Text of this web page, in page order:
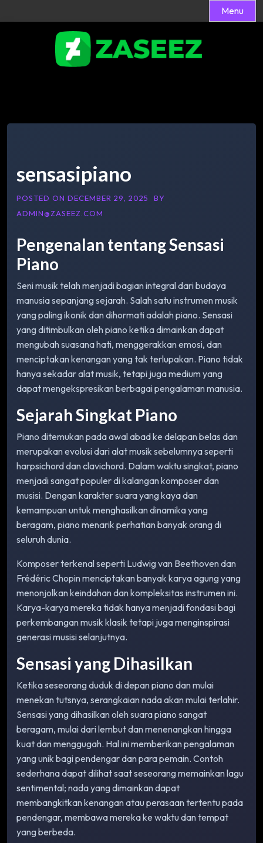
Menu
sensasipiano
POSTED ON DECEMBER 29, 2025
BY
ADMIN@ZASEEZ.COM
Pengenalan tentang Sensasi
Piano
Seni musik telah menjadi bagian integral dari budaya
manusia sepanjang sejarah. Salah satu instrumen musik
yang paling ikonik dan dihormati adalah piano. Sensasi
yang ditimbulkan oleh piano ketika dimainkan dapat
mengubah suasana hati, menggerakkan emosi, dan
menciptakan kenangan yang tak terlupakan. Piano tidak
hanya sekadar alat musik, tetapi juga medium yang
dapat mengekspresikan berbagai pengalaman manusia.
Sejarah Singkat Piano
Piano ditemukan pada awal abad ke delapan belas dan
merupakan evolusi dari alat musik sebelumnya seperti
harpsichord dan clavichord. Dalam waktu singkat, piano
menjadi sangat populer di kalangan komposer dan
musisi. Dengan karakter suara yang kaya dan
kemampuan untuk menghasilkan dinamika yang
beragam, piano menarik perhatian banyak orang di
seluruh dunia.
Komposer terkenal seperti Ludwig van Beethoven dan
Frédéric Chopin menciptakan banyak karya agung yang
menonjolkan keindahan dan kompleksitas instrumen ini.
Karya-karya mereka tidak hanya menjadi fondasi bagi
perkembangan musik klasik tetapi juga menginspirasi
generasi musisi selanjutnya.
Sensasi yang Dihasilkan
Ketika seseorang duduk di depan piano dan mulai
menekan tutsnya, serangkaian nada akan mulai terlahir.
Sensasi yang dihasilkan oleh suara piano sangat
beragam, mulai dari lembut dan menenangkan hingga
kuat dan menggugah. Hal ini memberikan pengalaman
yang unik bagi pendengar dan para pemain. Contoh
sederhana dapat dilihat saat seseorang memainkan lagu
sentimental; nada yang dimainkan dapat
membangkitkan kenangan atau perasaan tertentu pada
pendengar, membawa mereka ke waktu dan tempat
yang berbeda.